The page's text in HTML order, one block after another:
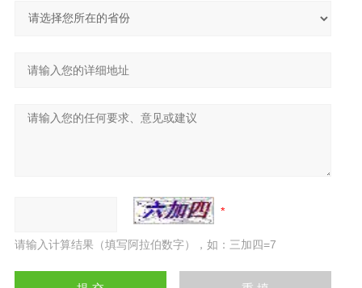
请输入计算结果（填写阿拉伯数字），如：三加四=7